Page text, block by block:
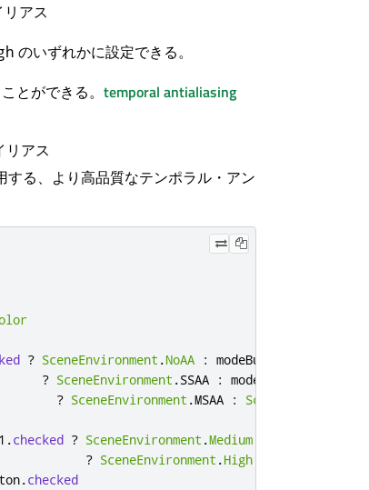
アス
のいずれかに設定できる。
とができる。 temporal antialiasing
リアス
する、より高品質なテンポラル・アン
? SceneEnvironment .NoAA : modeButton2
? SceneEnvironment .SSAA : modeButton3
? SceneEnvironment .MSAA : SceneEnvironment
.checked ? SceneEnvironment .Medium
? SceneEnvironment .High
.checked